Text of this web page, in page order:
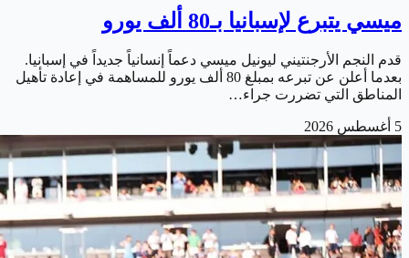
ميسي يتبرع لإسبانيا بـ80 ألف يورو
قدم النجم الأرجنتيني ليونيل ميسي دعماً إنسانياً جديداً في إسبانيا.
بعدما أعلن عن تبرعه بمبلغ 80 ألف يورو للمساهمة في إعادة تأهيل
المناطق التي تضررت جراء…
5 أغسطس 2026